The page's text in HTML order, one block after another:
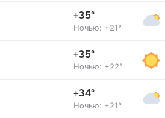
+35°
Ночью: +21°
+35°
Ночью: +22°
+34°
Ночью: +21°